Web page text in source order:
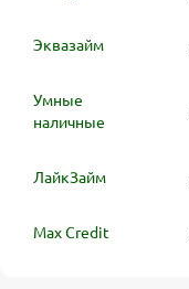
Эквазайм
Умные
наличные
ЛайкЗайм
Max Credit